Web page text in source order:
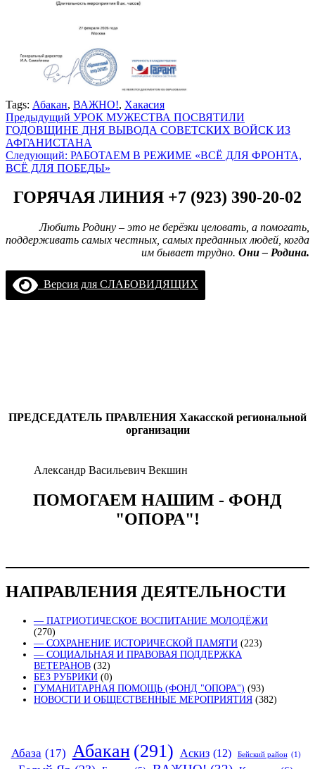
Tags: Абакан, ВАЖНО!, Хакасия
Навигация
записи
Предыдущий УРОК МУЖЕСТВА ПОСВЯТИЛИ
ГОДОВЩИНЕ ДНЯ ВЫВОДА СОВЕТСКИХ ВОЙСК ИЗ
АФГАНИСТАНА
Следующий: РАБОТАЕМ В РЕЖИМЕ «ВСЁ ДЛЯ ФРОНТА,
ВСЁ ДЛЯ ПОБЕДЫ»
ГОРЯЧАЯ ЛИНИЯ +7 (923) 390-20-02
Любить Родину – это не берёзки целовать, а помогать,
поддерживать самых честных, самых преданных людей, когда
им бывает трудно. Они – Родина.
Версия для СЛАБОВИДЯЩИХ
ПРЕДСЕДАТЕЛЬ ПРАВЛЕНИЯ Хакасской региональной
организации
Александр Васильевич Векшин
ПОМОГАЕМ НАШИМ - ФОНД
"ОПОРА"!
НАПРАВЛЕНИЯ ДЕЯТЕЛЬНОСТИ
— ПАТРИОТИЧЕСКОЕ ВОСПИТАНИЕ МОЛОДЁЖИ
(270)
— СОХРАНЕНИЕ ИСТОРИЧЕСКОЙ ПАМЯТИ (223)
— СОЦИАЛЬНАЯ И ПРАВОВАЯ ПОДДЕРЖКА
ВЕТЕРАНОВ (32)
БЕЗ РУБРИКИ (0)
ГУМАНИТАРНАЯ ПОМОЩЬ (ФОНД "ОПОРА") (93)
НОВОСТИ И ОБЩЕСТВЕННЫЕ МЕРОПРИЯТИЯ (382)
Абаза (17) Абакан (291) Аскиз (12) Бейский район (1)